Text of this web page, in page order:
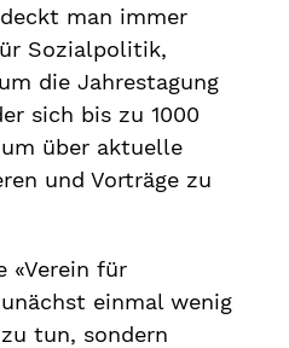
man immer
Sozialpolitik,
die Jahrestagung
sich bis zu 1000
über aktuelle
und Vorträge zu
«Verein für
einmal wenig
tun, sondern